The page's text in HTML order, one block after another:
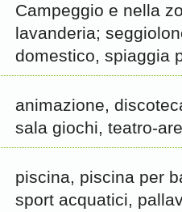
Campeggio e nella
lavanderia;
domestico, spiaggia
animazione,
sala giochi, teatro-
piscina, piscina per
sport acquatici,